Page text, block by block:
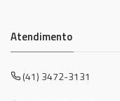
Atendimento
(41) 3472-3131